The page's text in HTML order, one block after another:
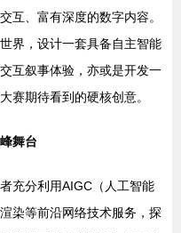
互、富有深度的数字内容。
界，设计一套具备自主智能
互叙事体验，亦或是开发一
赛期待看到的硬核创意。
舞台
充分利用AIGC（人工智能
染等前沿网络技术服务，探